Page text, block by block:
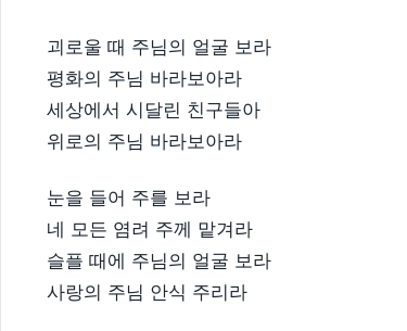
괴로울 때 주님의 얼굴 보라
평화의 주님 바라보아라
세상에서 시달린 친구들아
위로의 주님 바라보아라
눈을 들어 주를 보라
네 모든 염려 주께 맡겨라
슬플 때에 주님의 얼굴 보라
사랑의 주님 안식 주리라